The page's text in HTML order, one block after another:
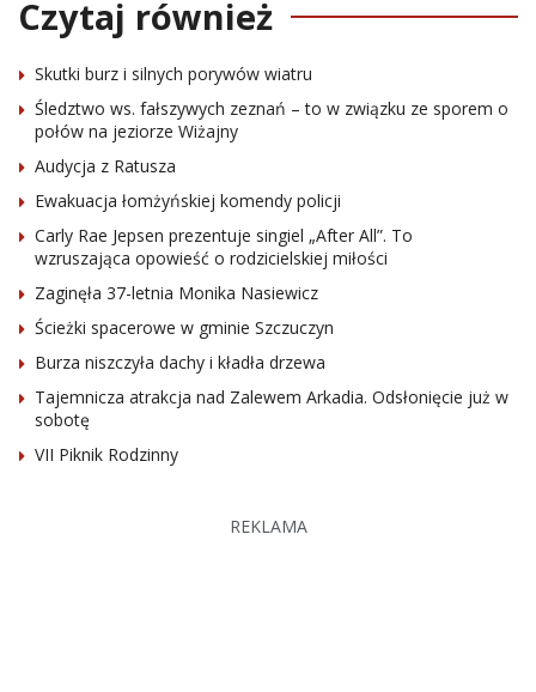
Czytaj również
Skutki burz i silnych porywów wiatru
Śledztwo ws. fałszywych zeznań – to w związku ze sporem o
połów na jeziorze Wiżajny
Audycja z Ratusza
Ewakuacja łomżyńskiej komendy policji
Carly Rae Jepsen prezentuje singiel „After All”. To
wzruszająca opowieść o rodzicielskiej miłości
Zaginęła 37-letnia Monika Nasiewicz
Ścieżki spacerowe w gminie Szczuczyn
Burza niszczyła dachy i kładła drzewa
Tajemnicza atrakcja nad Zalewem Arkadia. Odsłonięcie już w
sobotę
VII Piknik Rodzinny
REKLAMA